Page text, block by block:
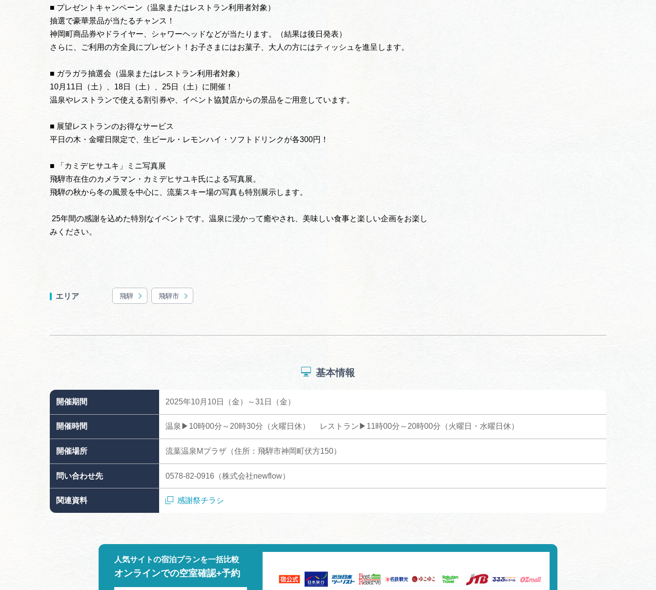
■ プレゼントキャンペーン（温泉またはレストラン利用者対象）
抽選で豪華景品が当たるチャンス！
神岡町商品券やドライヤー、シャワーヘッドなどが当たります。（結果は後日発表）
さらに、ご利用の方全員にプレゼント！お子さまにはお菓子、大人の方にはティッシュを進呈します。
■ ガラガラ抽選会（温泉またはレストラン利用者対象）
10月11日（土）、18日（土）、25日（土）に開催！
温泉やレストランで使える割引券や、イベント協賛店からの景品をご用意しています。
■ 展望レストランのお得なサービス
平日の木・金曜日限定で、生ビール・レモンハイ・ソフトドリンクが各300円！
■ 「カミデヒサユキ」ミニ写真展
飛騨市在住のカメラマン・カミデヒサユキ氏による写真展。
飛騨の秋から冬の風景を中心に、流葉スキー場の写真も特別展示します。
25年間の感謝を込めた特別なイベントです。温泉に浸かって癒やされ、美味しい食事と楽しい企画をお楽し
みください。
エリア 飛騨 飛騨市
基本情報
開催期間 2025年10月10日（金）～31日（金）
開催時間 温泉▶10時00分～20時30分（火曜日休） レストラン▶11時00分～20時00分（火曜日・水曜日休）​
開催場所 流葉温泉Mプラザ（住所：飛騨市神岡町伏方150）
問い合わせ先 0578-82-0916（株式会社newflow）
関連資料 感謝祭チラシ
人気サイトの宿泊プランを一括比較
オンラインでの空室確認+予約